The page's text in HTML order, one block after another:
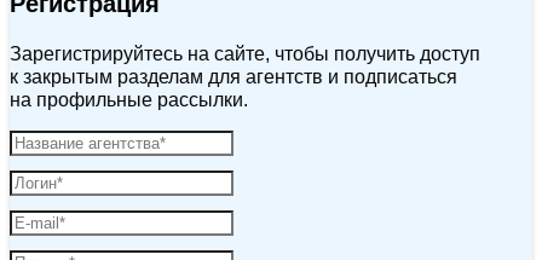
Зарегистрируйтесь на сайте, чтобы получить доступ
к закрытым разделам для агентств и подписаться
на профильные рассылки.